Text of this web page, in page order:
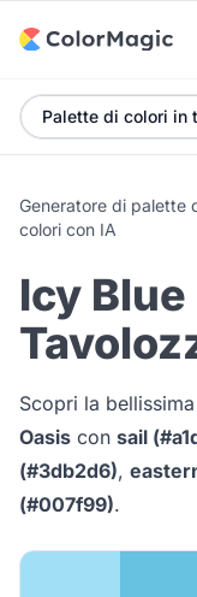
Palette di colori in
Generatore di palette
colori con IA
Icy
Scopri la bellissima
Oasis con sail
(#3db2d6),
(#007f99).